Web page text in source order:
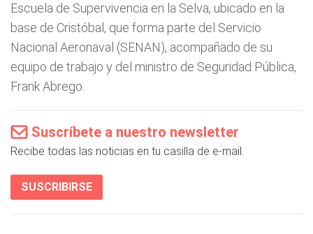
Escuela de Supervivencia en la Selva, ubicado en la
base de Cristóbal, que forma parte del Servicio
Nacional Aeronaval (SENAN), acompañado de su
equipo de trabajo y del ministro de Seguridad Pública,
Frank Abrego.
Suscríbete a nuestro newsletter
Recibe todas las noticias en tu casilla de e-mail.
SUSCRIBIRSE